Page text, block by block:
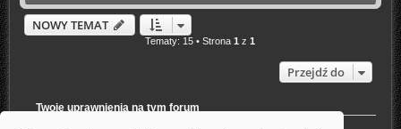
NOWY TEMAT
Tematy: 15 • Strona1 z1
Przejdź do
Twoje uprawnienia na tym forum